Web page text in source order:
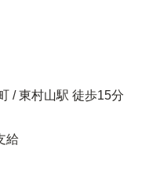
/ 東村山駅 徒歩15分
給